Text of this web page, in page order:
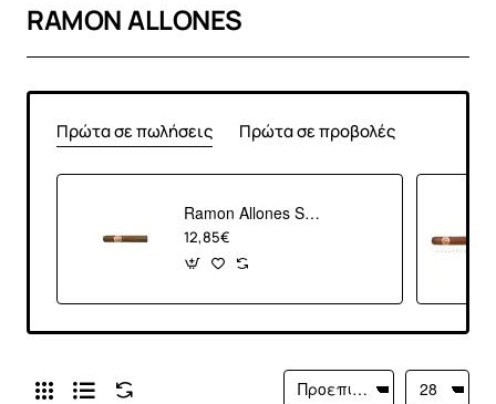
RAMON ALLONES
Πρώτα σε πωλήσεις Πρώτα σε προβολές
Ramon Allones Small Club Coronas
12,85€